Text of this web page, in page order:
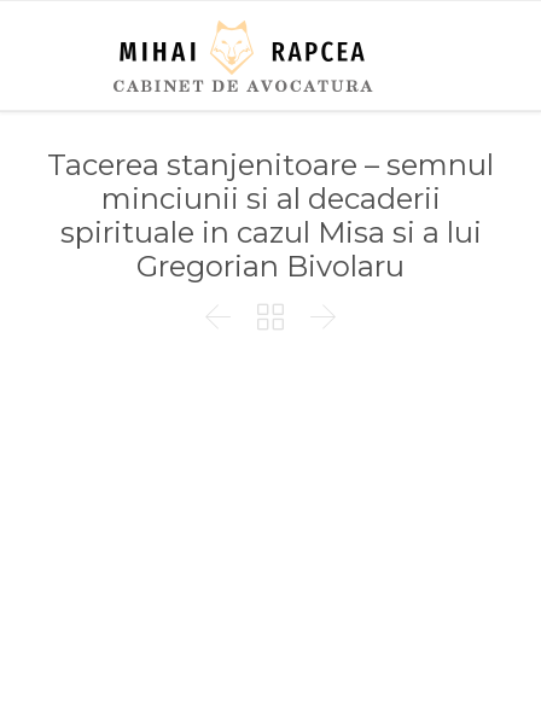
Tacerea stanjenitoare – semnul
minciunii si al decaderii
spirituale in cazul Misa si a lui
Gregorian Bivolaru
  